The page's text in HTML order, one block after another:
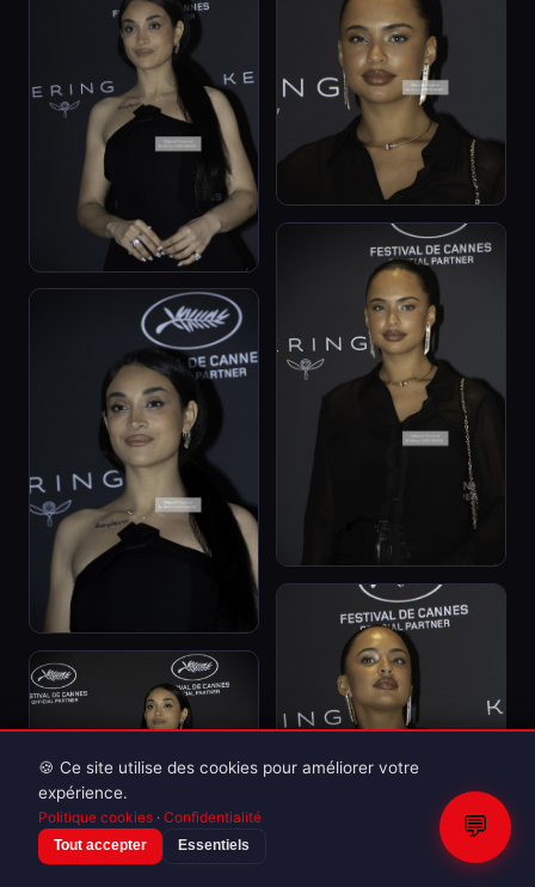
💬
🍪 Ce site utilise des cookies pour améliorer votre
expérience.
Politique cookies · Confidentialité
Tout accepter Essentiels